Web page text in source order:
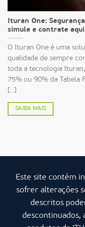
Ituran One:
simule e contrate
O Ituran One é uma
qualidade de sempre
toda a tecnologia
75% ou 90% da Tabela
[...]
SAIBA MAIS
Este site contém
sofrer alterações
descritos
descontinuados,